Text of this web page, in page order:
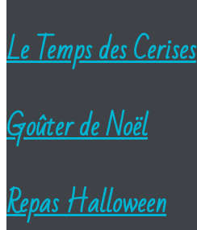
Le Temps des Cerises
Goûter de Noël
Repas Halloween